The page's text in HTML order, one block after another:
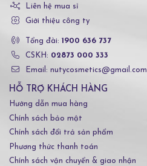
Liên hệ mua sỉ
Giới thiệu công ty
Tổng đài: 1900 636 737
CSKH: 02873 000 333
Email: nutycosmetics@gmail.com
HỖ TRỢ KHÁCH HÀNG
Hướng dẫn mua hàng
Chính sách bảo mật
Chính sách đổi trả sản phẩm
Phương thức thanh toán
Chính sách vận chuyển & giao nhận